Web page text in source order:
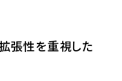
張性を重視した